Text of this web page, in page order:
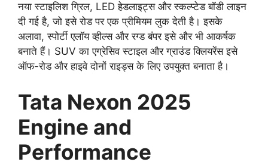
नया स्टाइलिश ग्रिल, LED हेडलाइट्स और स्कल्प्टेड बॉडी लाइन
दी गई है, जो इसे रोड पर एक प्रीमियम लुक देती है। इसके
अलावा, स्पोर्टी एलॉय व्हील्स और रग्ड बंपर इसे और भी आकर्षक
बनाते हैं। SUV का एग्रेसिव स्टाइल और ग्राउंड क्लियरेंस इसे
ऑफ-रोड और हाइवे दोनों राइड्स के लिए उपयुक्त बनाता है।
Tata Nexon 2025
Engine and
Performance